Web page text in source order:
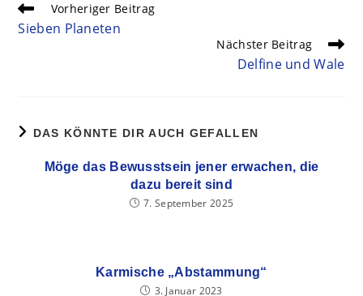
Vorheriger Beitrag
Sieben Planeten
Nächster Beitrag
Delfine und Wale
DAS KÖNNTE DIR AUCH GEFALLEN
Möge das Bewusstsein jener erwachen, die
dazu bereit sind
7. September 2025
Karmische „Abstammung“
3. Januar 2023